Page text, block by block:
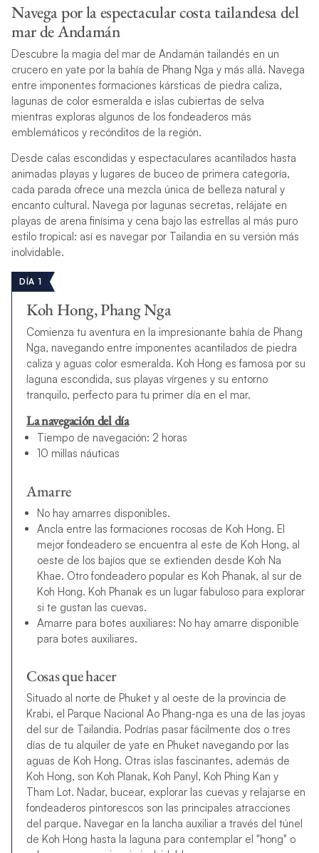
Navega por la espectacular costa tailandesa del
mar de Andamán
Descubre la magia del mar de Andamán tailandés en un
crucero en yate por la bahía de Phang Nga y más allá. Navega
entre imponentes formaciones kársticas de piedra caliza,
lagunas de color esmeralda e islas cubiertas de selva
mientras exploras algunos de los fondeaderos más
emblemáticos y recónditos de la región.
Desde calas escondidas y espectaculares acantilados hasta
animadas playas y lugares de buceo de primera categoría,
cada parada ofrece una mezcla única de belleza natural y
encanto cultural. Navega por lagunas secretas, relájate en
playas de arena finísima y cena bajo las estrellas al más puro
estilo tropical: así es navegar por Tailandia en su versión más
inolvidable.
DÍA 1
Koh Hong, Phang Nga
Comienza tu aventura en la impresionante bahía de Phang
Nga, navegando entre imponentes acantilados de piedra
caliza y aguas color esmeralda. Koh Hong es famosa por su
laguna escondida, sus playas vírgenes y su entorno
tranquilo, perfecto para tu primer día en el mar.
La navegación del día
Tiempo de navegación: 2 horas
10 millas náuticas
Amarre
No hay amarres disponibles.
Ancla entre las formaciones rocosas de Koh Hong. El
mejor fondeadero se encuentra al este de Koh Hong, al
oeste de los bajíos que se extienden desde Koh Na
Khae. Otro fondeadero popular es Koh Phanak, al sur de
Koh Hong. Koh Phanak es un lugar fabuloso para explorar
si te gustan las cuevas.
Amarre para botes auxiliares: No hay amarre disponible
para botes auxiliares.
Cosas que hacer
Situado al norte de Phuket y al oeste de la provincia de
Krabi, el Parque Nacional Ao Phang-nga es una de las joyas
del sur de Tailandia. Podrías pasar fácilmente dos o tres
días de tu alquiler de yate en Phuket navegando por las
aguas de Koh Hong. Otras islas fascinantes, además de
Koh Hong, son Koh Planak, Koh Panyl, Koh Phing Kan y
Tham Lot. Nadar, bucear, explorar las cuevas y relajarse en
fondeaderos pintorescos son las principales atracciones
del parque. Navegar en la lancha auxiliar a través del túnel
de Koh Hong hasta la laguna para contemplar el "hong" o